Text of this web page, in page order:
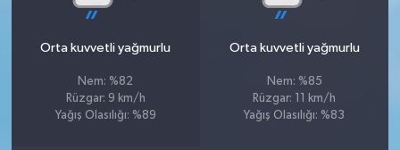
Orta kuvvetli yağmurlu
Nem: %82
Rüzgar: 9 km/h
Yağış Olasılığı: %89
Orta kuvvetli yağmurlu
Nem: %85
Rüzgar: 11 km/h
Yağış Olasılığı: %83